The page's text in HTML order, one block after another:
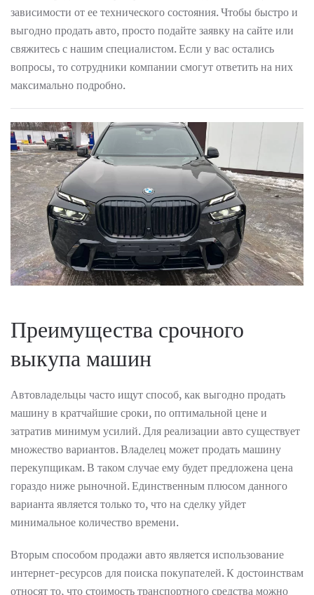
зависимости от ее технического состояния. Чтобы быстро и
выгодно продать авто, просто подайте заявку на сайте или
свяжитесь с нашим специалистом. Если у вас остались
вопросы, то сотрудники компании смогут ответить на них
максимально подробно.
Преимущества срочного
выкупа машин
Автовладельцы часто ищут способ, как выгодно продать
машину в кратчайшие сроки, по оптимальной цене и
затратив минимум усилий. Для реализации авто существует
множество вариантов. Владелец может продать машину
перекупщикам. В таком случае ему будет предложена цена
гораздо ниже рыночной. Единственным плюсом данного
варианта является только то, что на сделку уйдет
минимальное количество времени.
Вторым способом продажи авто является использование
интернет-ресурсов для поиска покупателей. К достоинствам
относят то, что стоимость транспортного средства можно